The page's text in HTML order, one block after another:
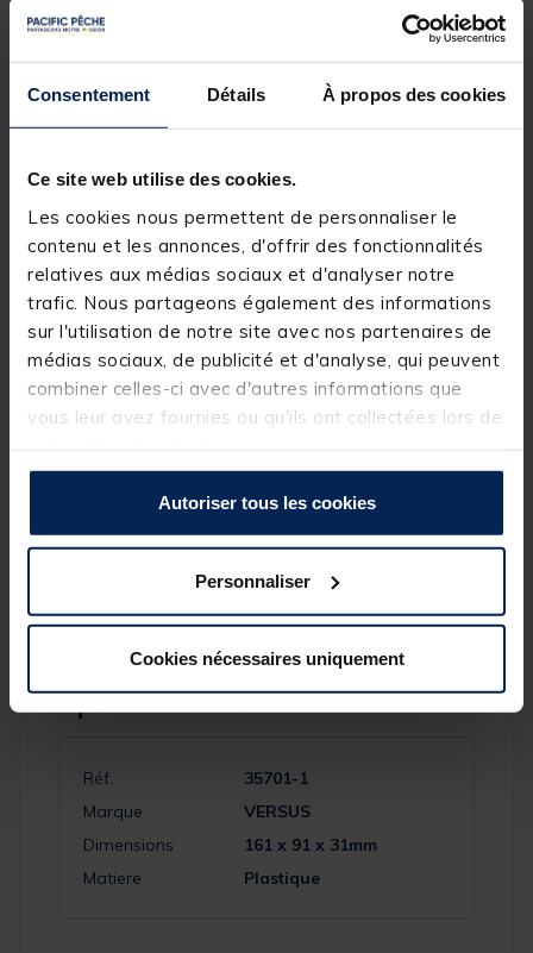
Consentement Détails À propos des cookies
Ce site web utilise des cookies.
Les cookies nous permettent de personnaliser le
contenu et les annonces, d'offrir des fonctionnalités
relatives aux médias sociaux et d'analyser notre
trafic. Nous partageons également des informations
sur l'utilisation de notre site avec nos partenaires de
médias sociaux, de publicité et d'analyse, qui peuvent
combiner celles-ci avec d'autres informations que
vous leur avez fournies ou qu'ils ont collectées lors de
Autoriser tous les cookies
Personnaliser
Cookies nécessaires uniquement
Versus. Cette boite en plastique de 20cm, de style
mouche, est équipée de 6 séparateurs en plastique
de pêche. La VS-508 est dotée d'un couvercle en
boite est fabriquée à partir d'un plastique
polypropylène résistant, de couleur noire
translucide.
- Boîtier en plastique noir translucide
- 6 séparations en plastique amovibles
- Logo Versus doré gravé sur le couvercle
- Fermeture sécurisée par loquet en plastique
- Patte de suspension en plastique amovible
Détails
Caractéristiques de laVS504Black:
Dimensions : 206x104x41mm
Spécifications
Réf.
35701-1
Marque
VERSUS
Dimensions
161 x 91 x 31mm
Matiere
Plastique